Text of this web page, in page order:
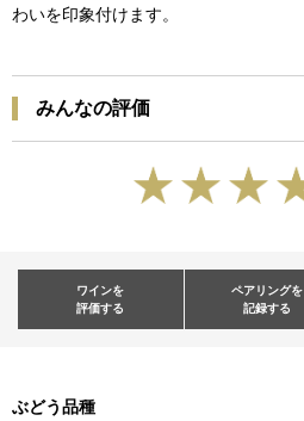
わいを印象付けます。
みんなの評価
ワインを
評価する
ペアリングを
記録する
ぶどう品種